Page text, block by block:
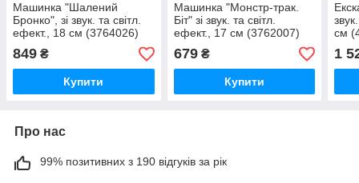
Машинка "Шалений
Бронко", зі звук. та світл.
ефект., 18 см (3764026)
849 ₴
Купити
Машинка "Монстр-трак.
Біт" зі звук. та світл.
ефект., 17 см (3762007)
679₴
Купити
см
1
Про нас
99% позитивних з 190 відгуків за рік